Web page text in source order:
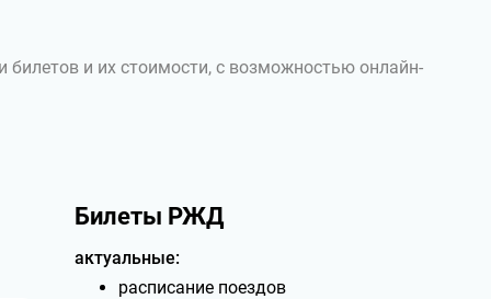
билетов и их стоимости, с возможностью онлайн-
Билеты РЖД
актуальные:
расписание поездов